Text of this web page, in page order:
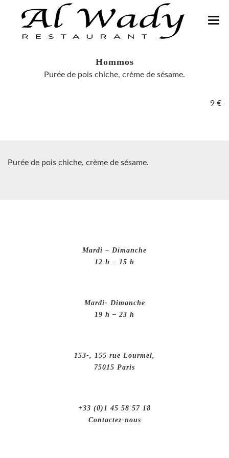
RÉSERVATIONS
Hommos
Purée de pois chiche, crème de sésame.
9 €
Purée de pois chiche, crème de sésame.
Mardi – Dimanche
12 h – 15 h
Mardi- Dimanche
19 h – 23 h
153-, 155 rue Lourmel,
75015 Paris
+33 (0)1 45 58 57 18
Contactez-nous